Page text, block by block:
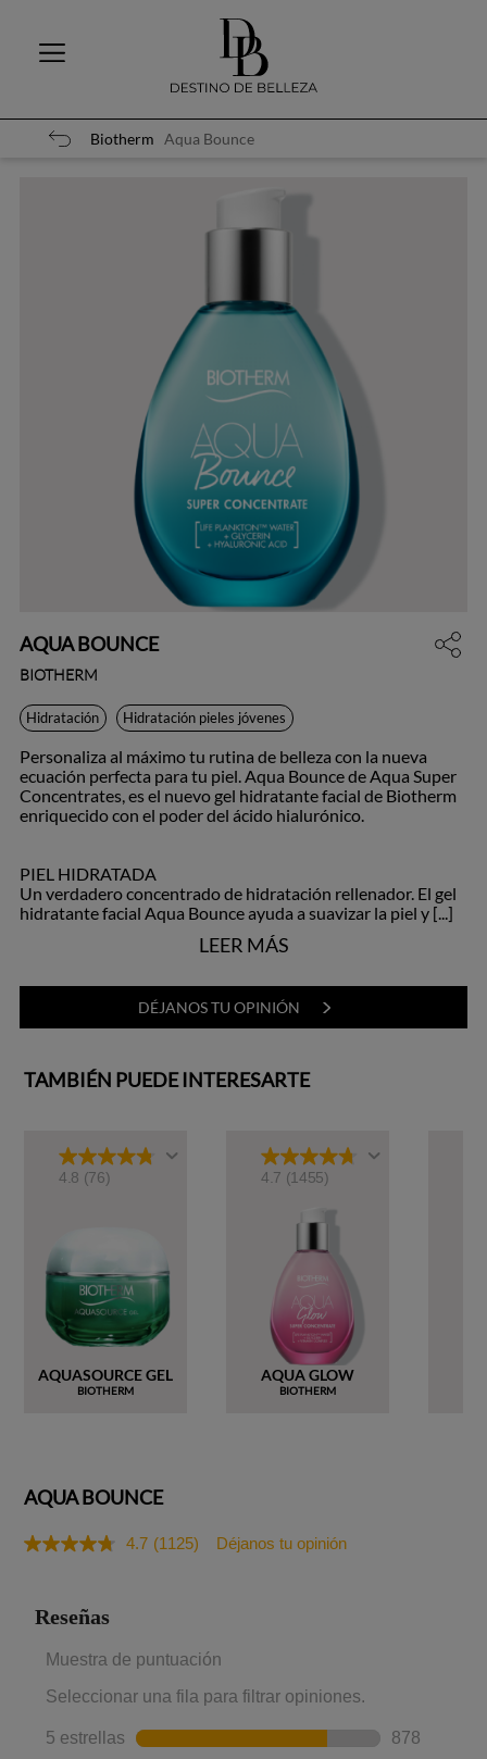
Biotherm Aqua Bounce
AQUA BOUNCE
BIOTHERM
Hidratación Hidratación pieles jóvenes
Personaliza al máximo tu rutina de belleza con la nueva
ecuación perfecta para tu piel. Aqua Bounce de Aqua Super
Concentrates, es el nuevo gel hidratante facial de Biotherm
enriquecido con el poder del ácido hialurónico.
PIEL HIDRATADA
Un verdadero concentrado de hidratación rellenador. El gel
hidratante facial Aqua Bounce ayuda a suavizar la piel y [...]
LEER MÁS
DÉJANOS TU OPINIÓN
TAMBIÉN PUEDE INTERESARTE
4.8 (76)
AQUASOURCE GEL
BIOTHERM
4.7 (1455)
AQUA GLOW
BIOTHERM
AQUA BOUNCE
4.7 Lea
misma
página.
(1125) Déjanos tu opinión